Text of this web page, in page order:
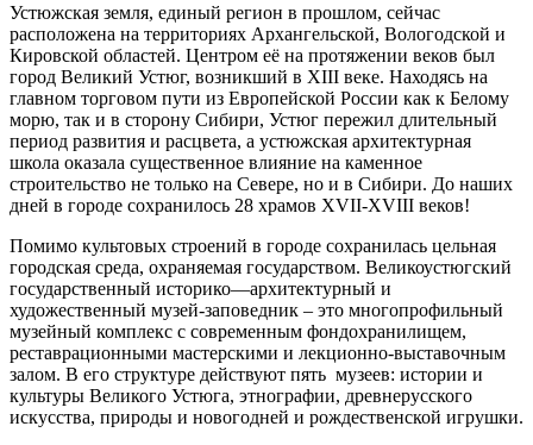
Устюжская земля, единый регион в прошлом, сейчас
расположена на территориях Архангельской, Вологодской и
Кировской областей. Центром её на протяжении веков был
город Великий Устюг, возникший в XIII веке. Находясь на
главном торговом пути из Европейской России как к Белому
морю, так и в сторону Сибири, Устюг пережил длительный
период развития и расцвета, а устюжская архитектурная
школа оказала существенное влияние на каменное
строительство не только на Севере, но и в Сибири. До наших
дней в городе сохранилось 28 храмов XVII-XVIII веков!
Помимо культовых строений в городе сохранилась цельная
городская среда, охраняемая государством. Великоустюгский
государственный историко—архитектурный и
художественный музей-заповедник – это многопрофильный
музейный комплекс с современным фондохранилищем,
реставрационными мастерскими и лекционно-выставочным
залом. В его структуре действуют пять музеев: истории и
культуры Великого Устюга, этнографии, древнерусского
искусства, природы и новогодней и рождественской игрушки.